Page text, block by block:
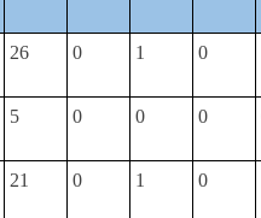
26 0 1 0
5 0 0 0
21 0 1 0